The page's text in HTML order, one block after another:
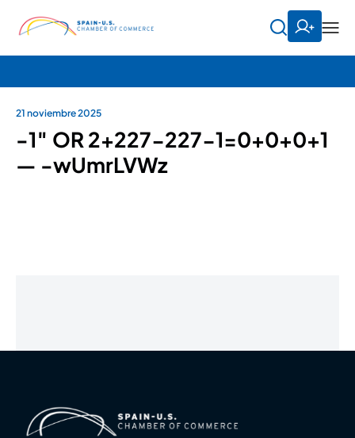
21 noviembre 2025
-1″ OR 2+227-227-1=0+0+0+1
— -wUmrLVWz